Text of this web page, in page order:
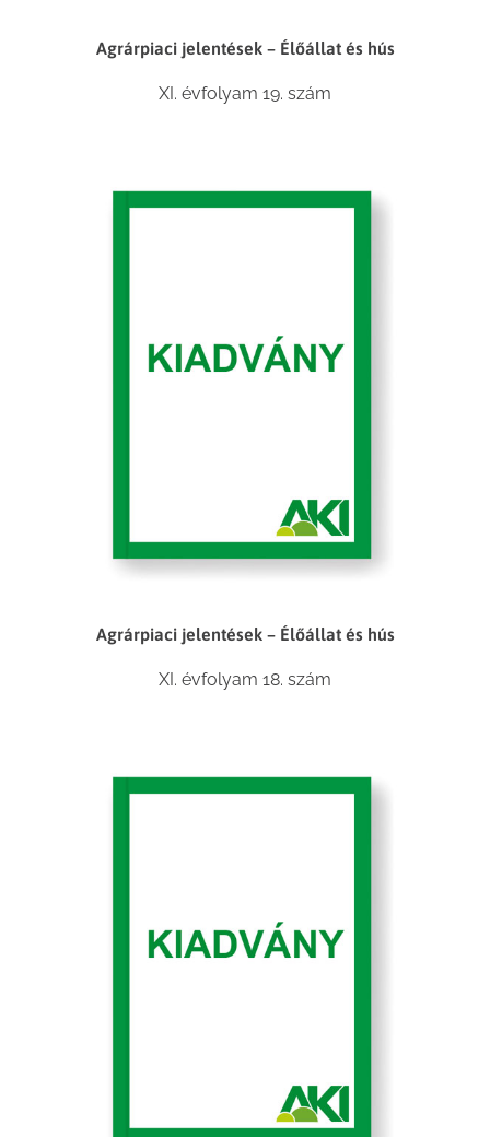
Agrárpiaci jelentések – Élőállat és hús
XI. évfolyam 19. szám
Agrárpiaci jelentések – Élőállat és hús
XI. évfolyam 18. szám